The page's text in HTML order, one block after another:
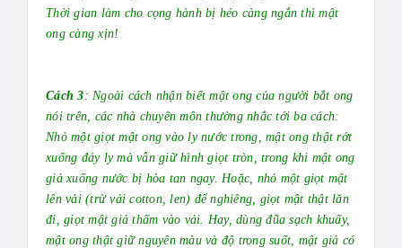
Thời gian làm cho cọng hành bị héo càng ngắn thì mật
ong càng xịn!
Cách 3 : Ngoài cách nhận biết mật ong của người bắt ong
nói trên, các nhà chuyên môn thường nhắc tới ba cách:
Nhỏ một giọt mật ong vào ly nước trong, mật ong thật rớt
xuống đáy ly mà vẫn giữ hình giọt tròn, trong khi mật ong
giả xuống nước bị hòa tan ngay. Hoặc, nhỏ một giọt mật
lên vải (trừ vải cotton, len) để nghiêng, giọt mật thật lăn
đi, giọt mật giả thấm vào vải. Hay, dùng đũa sạch khuấy,
mật ong thật giữ nguyên màu và độ trong suốt, mật giả có